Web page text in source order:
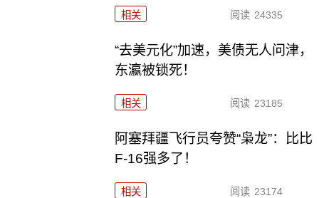
相关 阅读 24335
“去美元化”加速，美债无人问津，
东瀛被锁死！
相关 阅读 23185
阿塞拜疆飞行员夸赞“枭龙”：比比
F-16强多了！
相关 阅读 23174